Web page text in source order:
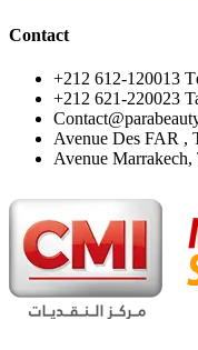
Contact
‪+212 612-120013
‪+212 621-220023
Avenue Des FAR ,
Avenue Marrakech,